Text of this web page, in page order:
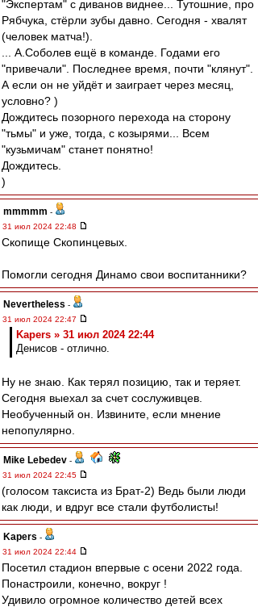
"Экспертам" с диванов виднее... Тутошние, про
Рябчука, стёрли зубы давно. Сегодня - хвалят
(человек матча!).
... А.Соболев ещё в команде. Годами его
"привечали". Последнее время, почти "клянут".
А если он не уйдёт и заиграет через месяц,
условно? )
Дождитесь позорного перехода на сторону
"тьмы" и уже, тогда, с козырями... Всем
"кузьмичам" станет понятно!
Дождитесь.
)
mmmmm -
31 июл 2024 22:48
Скопище Скопинцевых.
Помогли сегодня Динамо свои воспитанники?
Nevertheless -
31 июл 2024 22:47
Kapers » 31 июл 2024 22:44
Денисов - отлично.
Ну не знаю. Как терял позицию, так и теряет.
Сегодня выехал за счет сослуживцев.
Необученный он. Извините, если мнение
непопулярно.
Mike Lebedev -
31 июл 2024 22:45
(голосом таксиста из Брат-2) Ведь были люди
как люди, и вдруг все стали футболисты!
Kapers -
31 июл 2024 22:44
Посетил стадион впервые с осени 2022 года.
Понастроили, конечно, вокруг !
Удивило огромное количество детей всех